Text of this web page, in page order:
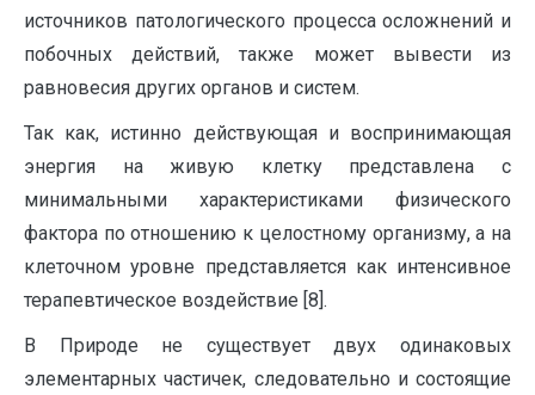
источников патологического процесса осложнений и
побочных действий, также может вывести из
равновесия других органов и систем.
Так как, истинно действующая и воспринимающая
энергия на живую клетку представлена с
минимальными характеристиками физического
фактора по отношению к целостному организму, а на
клеточном уровне представляется как интенсивное
терапевтическое воздействие [8].
В Природе не существует двух одинаковых
элементарных частичек, следовательно и состоящие